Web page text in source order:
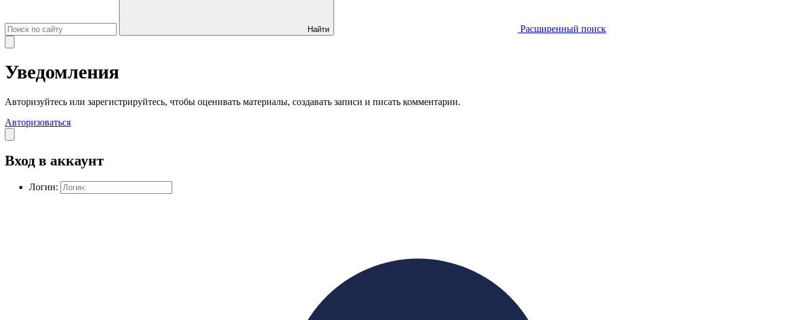
Найти Расширенный поиск
Закрыть
Уведомления
Авторизуйтесь или зарегистрируйтесь, чтобы оценивать материалы, создавать записи и писать комментарии.
Авторизоваться
Закрыть
Вход в аккаунт
Логин: